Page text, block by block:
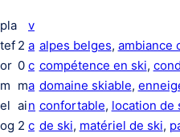
pla
tef
or
m
el
og
2
0
m
ai
2
v
a
c
a
n
c
alpes belges, ambiance
compétence en ski,
domaine skiable,
confortable, location de
de ski, matériel de ski,